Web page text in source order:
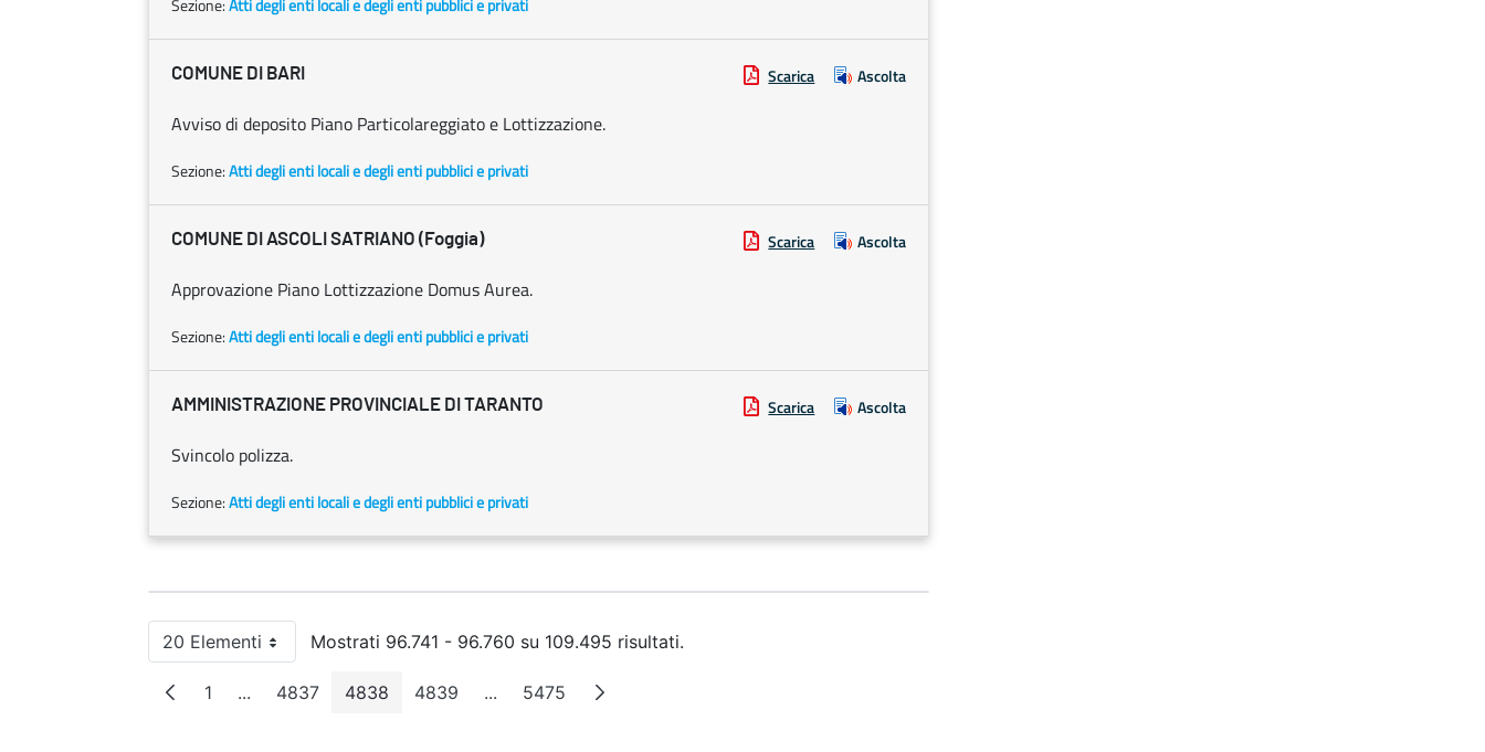
Sezione:Atti degli enti locali e degli enti pubblici e privati
COMUNE DI BARI Scarica Ascolta
Avviso di deposito Piano Particolareggiato e Lottizzazione.
Sezione:Atti degli enti locali e degli enti pubblici e privati
COMUNE DI ASCOLI SATRIANO (Foggia) Scarica Ascolta
Approvazione Piano Lottizzazione Domus Aurea.
Sezione:Atti degli enti locali e degli enti pubblici e privati
AMMINISTRAZIONE PROVINCIALE DI TARANTO Scarica Ascolta
Svincolo polizza.
Sezione:Atti degli enti locali e degli enti pubblici e privati
20 ElementiPer paginaMostrati 96.741 - 96.760 su 109.495 risultati.
Pagina
1 ...Pagine intermedie
Pagina
4837 Pagina
4838 Pagina
4839 ...Pagine intermedie
Pagina
5475